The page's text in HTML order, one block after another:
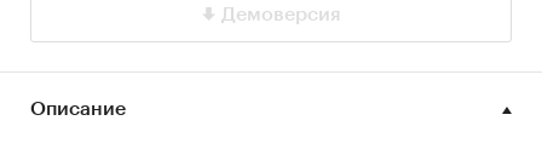
Демоверсия
Описание